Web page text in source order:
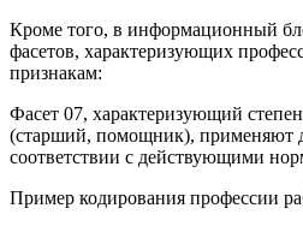
Кроме того, в информационный
фасетов, характеризующих
признакам:
Фасет 07, характеризующий
(старший, помощник), применяют
соответствии с действующими
Пример кодирования профессии